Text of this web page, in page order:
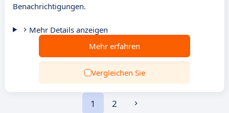
Benachrichtigungen.
Mehr Details anzeigen
Mehr erfahren
Vergleichen Sie
1 2